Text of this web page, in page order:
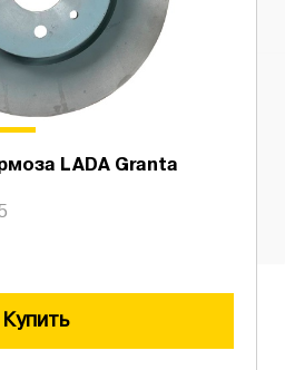
LADA Granta
Купить